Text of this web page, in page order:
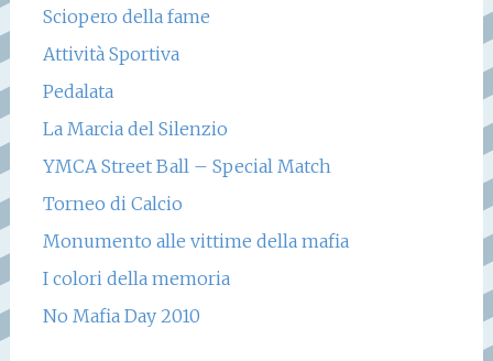
Sciopero della fame
Attività Sportiva
Pedalata
La Marcia del Silenzio
YMCA Street Ball – Special Match
Torneo di Calcio
Monumento alle vittime della mafia
I colori della memoria
No Mafia Day 2010